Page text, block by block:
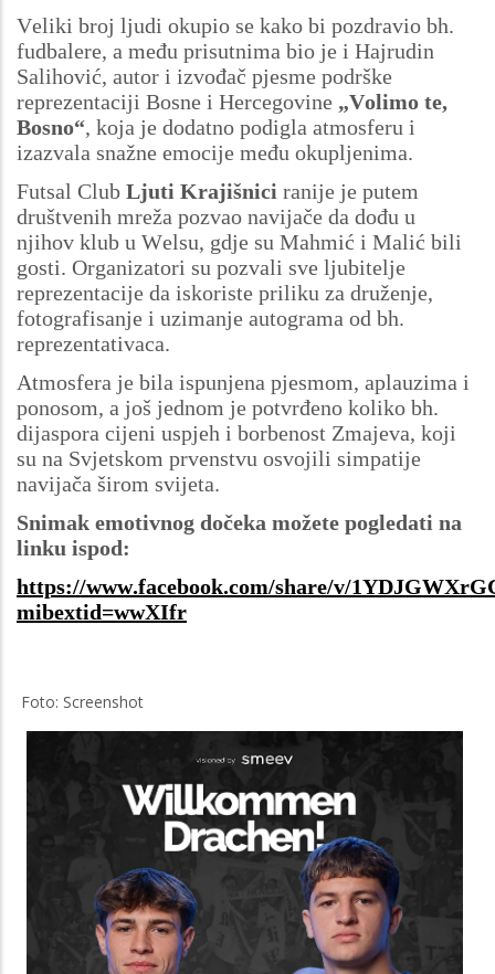
Veliki broj ljudi okupio se kako bi pozdravio bh.
fudbalere, a među prisutnima bio je i Hajrudin
Salihović, autor i izvođač pjesme podrške
reprezentaciji Bosne i Hercegovine „Volimo te,
Bosno“, koja je dodatno podigla atmosferu i
izazvala snažne emocije među okupljenima.
Futsal Club Ljuti Krajišnici ranije je putem
društvenih mreža pozvao navijače da dođu u
njihov klub u Welsu, gdje su Mahmić i Malić bili
gosti. Organizatori su pozvali sve ljubitelje
reprezentacije da iskoriste priliku za druženje,
fotografisanje i uzimanje autograma od bh.
reprezentativaca.
Atmosfera je bila ispunjena pjesmom, aplauzima i
ponosom, a još jednom je potvrđeno koliko bh.
dijaspora cijeni uspjeh i borbenost Zmajeva, koji
su na Svjetskom prvenstvu osvojili simpatije
navijača širom svijeta.
Snimak emotivnog dočeka možete pogledati na
linku ispod:
https://www.facebook.com/share/v/
mibextid=wwXIfr
Foto: Screenshot